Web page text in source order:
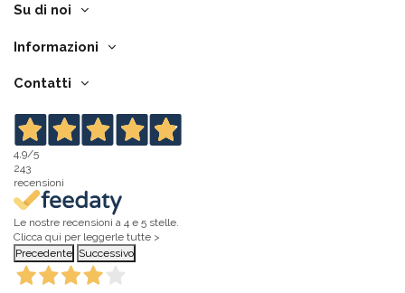
Su di noi
Informazioni
Contatti
4,9/5
243
recensioni
Le nostre recensioni a 4 e 5 stelle.
Clicca qui per leggerle tutte >
Precedente Successivo